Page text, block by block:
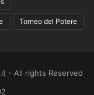
Torneo del Potere
- All rights Reserved